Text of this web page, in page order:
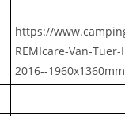
https://
REMIcare-Van-
2016--